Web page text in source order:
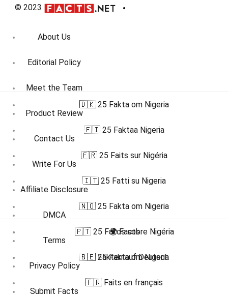
© 2023
About Us
Editorial Policy
Meet the Team
Product Review
Contact Us
Write For Us
Affiliate Disclosure
DMCA
Terms
Privacy Policy
Submit Facts
🇩🇰 25 Fakta om Nigeria
🇫🇮 25 Faktaa Nigeria
🇫🇷 25 Faits sur Nigéria
🇮🇹 25 Fatti su Nigeria
🇳🇴 25 Fakta om Nigeria
🇵🇹 25 Fatos sobre Nigéria
🇸🇪 25 Fakta om Nigeria
🌍 Facts
🇩🇪 Fakten auf Deutsch
🇫🇷 Faits en français